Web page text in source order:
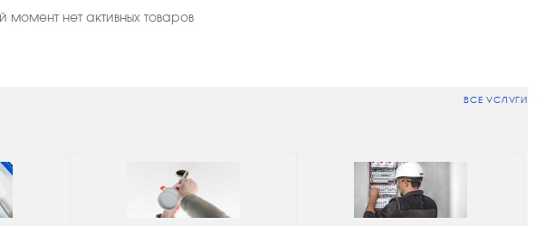
момент нет активных товаров
ВСЕ УСЛУГИ